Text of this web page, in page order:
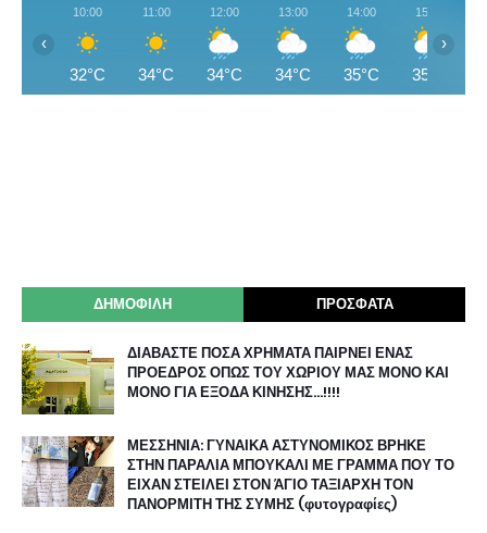
10:00
32°C
11:00
34°C
12:00
34°C
13:00
34°C
14:00
35°C
15:00
35°C
‹ ›
ΔΗΜΟΦΙΛΗ ΠΡΟΣΦΑΤΑ
ΔΙΑΒΑΣΤΕ ΠΟΣΑ ΧΡΗΜΑΤΑ ΠΑΙΡΝΕΙ ΕΝΑΣ
ΠΡΟΕΔΡΟΣ ΟΠΩΣ ΤΟΥ ΧΩΡΙΟΥ ΜΑΣ ΜΟΝΟ ΚΑΙ
ΜΟΝΟ ΓΙΑ ΕΞΟΔΑ ΚΙΝΗΣΗΣ…!!!!
ΜΕΣΣΗΝΙΑ: ΓΥΝΑΙΚΑ ΑΣΤΥΝΟΜΙΚΟΣ ΒΡΗΚΕ
ΣΤΗΝ ΠΑΡΑΛΙΑ ΜΠΟΥΚΑΛΙ ΜΕ ΓΡΑΜΜΑ ΠΟΥ ΤΟ
ΕΙΧΑΝ ΣΤΕΙΛΕΙ ΣΤΟΝ ΆΓΙΟ ΤΑΞΙΑΡΧΗ ΤΟΝ
ΠΑΝΟΡΜΙΤΗ ΤΗΣ ΣΥΜΗΣ (φυτογραφίες)